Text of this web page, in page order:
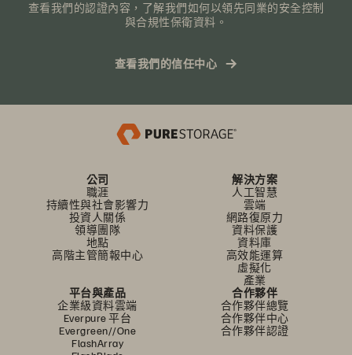
查看我們的認證內容，了解我們如何以領先同業的安全控制
與合規性保衛資料。
查看我們的信任中心
公司
職涯
持續性與社會影響力
投資人關係
領導團隊
地點
高階主管簡報中心
解決方案
人工智慧
雲端
網路復原力
資料保護
資料庫
高效能運算
虛擬化
產業
平台與產品
企業級資料雲端
Everpure 平台
Evergreen//One
FlashArray
合作夥伴
合作夥伴總覽
合作夥伴中心
合作夥伴認證